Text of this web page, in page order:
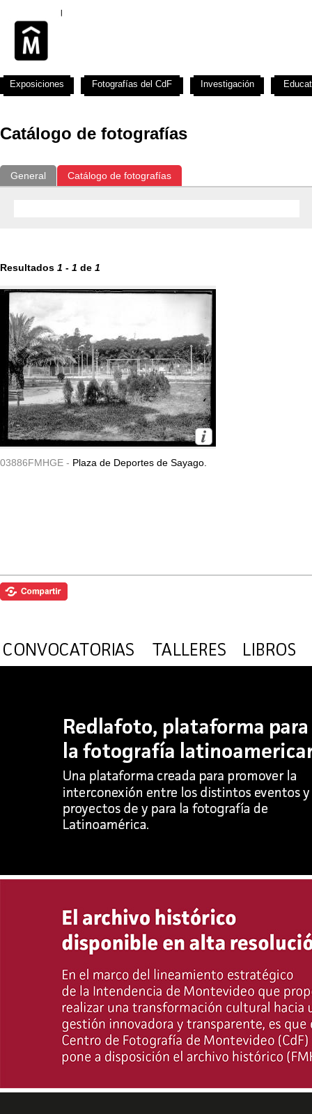
Catálogo de fotografías
General Catálogo de fotografías
Resultados 1 - 1 de 1
03886FMHGE - Plaza de Deportes de Sayago.
Exposiciones Fotografías del CdF Investigación